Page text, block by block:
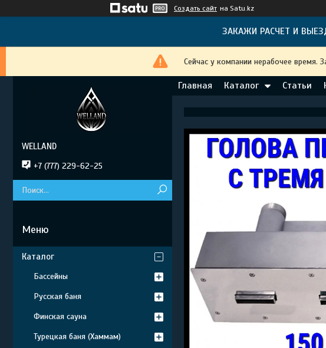
Создать сайт на Satu.kz
ЗАКАЖИ РАСЧЕТ И
Сейчас у компании нерабочее время.
Главная Каталог Статьи
WELLAND
+7 (777) 229-62-25
Каталог
Бассейны
Русская баня
Финская сауна
Турецкая баня (Хаммам)